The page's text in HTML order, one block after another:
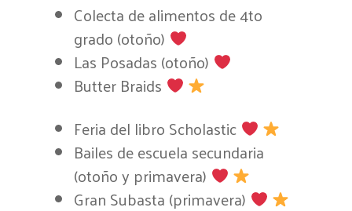
Colecta de alimentos de 4to
grado (otoño)
Las Posadas (otoño)
Butter Braids
Feria del libro Scholastic
Bailes de escuela secundaria
(otoño y primavera)
Gran Subasta (primavera)